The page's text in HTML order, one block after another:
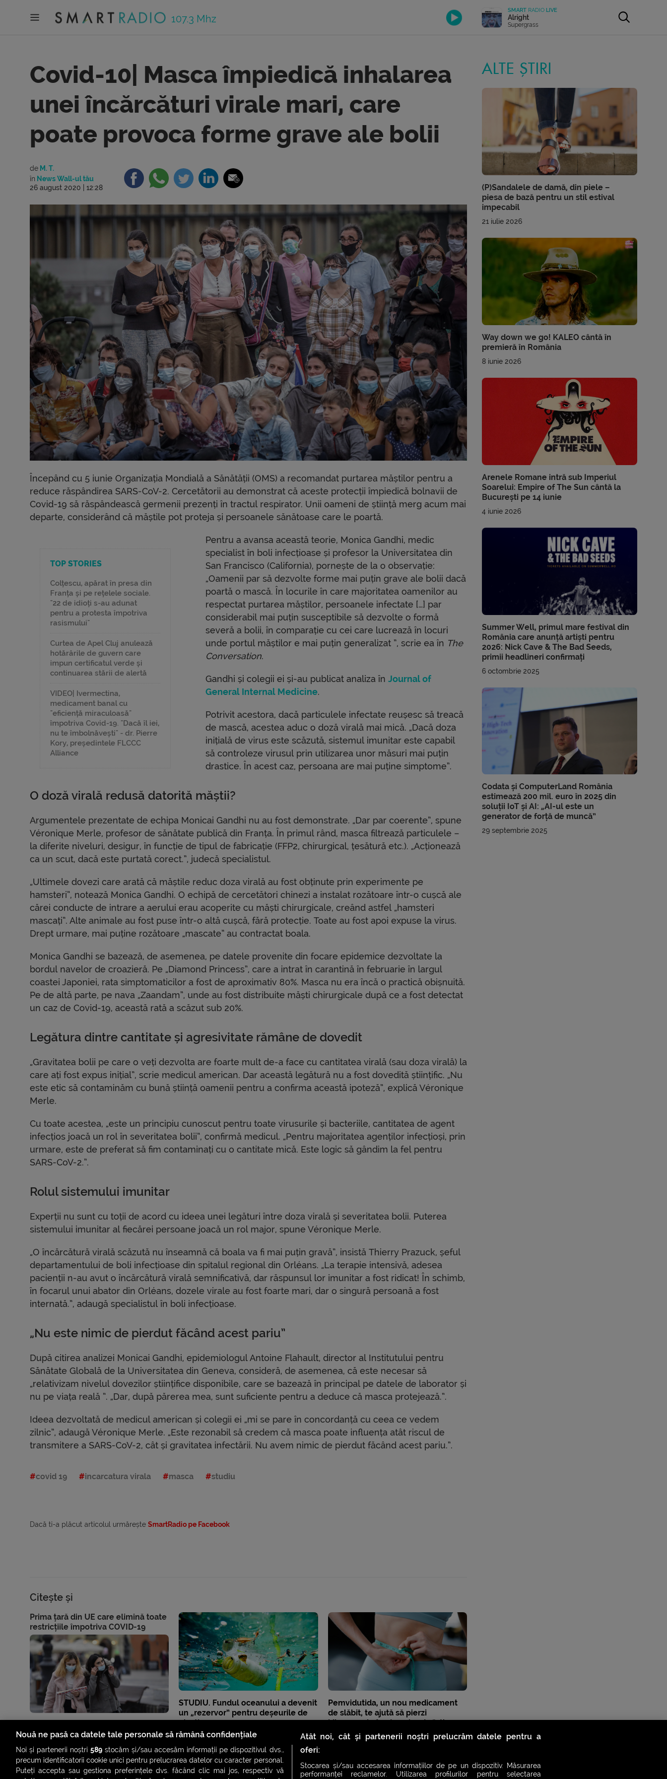
107.3 Mhz
SMART RADIO LIVE
Alright
Supergrass
Covid-10| Masca împiedică inhalarea
unei încărcături virale mari, care
poate provoca forme grave ale bolii
de M. T.
în News Wall-ul tău
26 august 2020 | 12:28
Începând cu 5 iunie Organizația Mondială a Sănătății (OMS) a recomandat purtarea măștilor pentru a
reduce răspândirea SARS-CoV-2. Cercetătorii au demonstrat că aceste protecții împiedică bolnavii de
Covid-19 să răspândească germenii prezenți în tractul respirator. Unii oameni de știință merg acum mai
departe, considerând că măștile pot proteja și persoanele sănătoase care le poartă.
TOP STORIES
Colțescu, apărat în presa din
Franța și pe rețelele sociale.
"22 de idioți s-au adunat
pentru a protesta împotriva
rasismului"
Curtea de Apel Cluj anulează
hotărârile de guvern care
impun certificatul verde și
continuarea stării de alertă
VIDEO| Ivermectina,
medicament banal cu
"eficiență miraculoasă"
împotriva Covid-19. "Dacă îl iei,
nu te îmbolnăvești" - dr. Pierre
Kory, președintele FLCCC
Alliance
Pentru a avansa această teorie, Monica Gandhi, medic
specialist în boli infecțioase și profesor la Universitatea din
San Francisco (California), pornește de la o observație:
„Oamenii par să dezvolte forme mai puțin grave ale bolii dacă
poartă o mască. În locurile în care majoritatea oamenilor au
respectat purtarea măștilor, persoanele infectate […] par
considerabil mai puțin susceptibile să dezvolte o formă
severă a bolii, în comparație cu cei care lucrează în locuri
unde portul măștilor e mai puțin generalizat ”, scrie ea în The
Conversation.
Gandhi și colegii ei și-au publicat analiza înJournal of
General Internal Medicine.
Potrivit acestora, dacă particulele infectate reușesc să treacă
de mască, acestea aduc o doză virală mai mică. „Dacă doza
inițială de virus este scăzută, sistemul imunitar este capabil
să controleze virusul prin utilizarea unor măsuri mai puțin
drastice. În acest caz, persoana are mai puține simptome”.
O doză virală redusă datorită măștii?
Argumentele prezentate de echipa Monicai Gandhi nu au fost demonstrate. „Dar par coerente”, spune
Véronique Merle, profesor de sănătate publică din Franța. În primul rând, masca filtrează particulele –
la diferite niveluri, desigur, în funcție de tipul de fabricație (FFP2, chirurgical, țesătură etc.). „Acționează
ca un scut, dacă este purtată corect.”, judecă specialistul.
„Ultimele dovezi care arată că măștile reduc doza virală au fost obținute prin experimente pe
hamsteri”, notează Monica Gandhi. O echipă de cercetători chinezi a instalat rozătoare într-o cușcă ale
cărei conducte de intrare a aerului erau acoperite cu măști chirurgicale, creând astfel „hamsteri
mascați”. Alte animale au fost puse într-o altă cușcă, fără protecție. Toate au fost apoi expuse la virus.
Drept urmare, mai puține rozătoare „mascate” au contractat boala.
Monica Gandhi se bazează, de asemenea, pe datele provenite din focare epidemice dezvoltate la
bordul navelor de croazieră. Pe „Diamond Princess”, care a intrat în carantină în februarie în largul
coastei Japoniei, rata simptomaticilor a fost de aproximativ 80%. Masca nu era încă o practică obișnuită.
Pe de altă parte, pe nava „Zaandam”, unde au fost distribuite măști chirurgicale după ce a fost detectat
un caz de Covid-19, această rată a scăzut sub 20%.
Legătura dintre cantitate și agresivitate rămâne de dovedit
„Gravitatea bolii pe care o veți dezvolta are foarte mult de-a face cu cantitatea virală (sau doza virală) la
care ați fost expus inițial”, scrie medicul american. Dar această legătură nu a fost dovedită științific. „Nu
este etic să contaminăm cu bună știință oamenii pentru a confirma această ipoteză”, explică Véronique
Merle.
Cu toate acestea, „este un principiu cunoscut pentru toate virusurile și bacteriile, cantitatea de agent
infecțios joacă un rol în severitatea bolii”, confirmă medicul. „Pentru majoritatea agenților infecțioși, prin
urmare, este de preferat să fim contaminați cu o cantitate mică. Este logic să gândim la fel pentru
SARS-CoV-2.”.
Rolul sistemului imunitar
Experții nu sunt cu toții de acord cu ideea unei legături între doza virală și severitatea bolii. Puterea
sistemului imunitar al fiecărei persoane joacă un rol major, spune Véronique Merle.
„O încărcătură virală scăzută nu înseamnă că boala va fi mai puțin gravă”, insistă Thierry Prazuck, șeful
departamentului de boli infecțioase din spitalul regional din Orléans. „La terapie intensivă, adesea
pacienții n-au avut o încărcătură virală semnificativă, dar răspunsul lor imunitar a fost ridicat! În schimb,
în ​​focarul unui abator din Orléans, dozele virale au fost foarte mari, dar o singură persoană a fost
internată.”, adaugă specialistul în boli infecțioase.
„Nu este nimic de pierdut făcând acest pariu”
După citirea analizei Monicai Gandhi, epidemiologul Antoine Flahault, director al Institutului pentru
Sănătate Globală de la Universitatea din Geneva, consideră, de asemenea, că este necesar să
„relativizam nivelul dovezilor științifice disponibile, care se bazează în principal pe datele de laborator și
nu pe viața reală ”. „Dar, după părerea mea, sunt suficiente pentru a deduce că masca protejează.”.
Ideea dezvoltată de medicul american și colegii ei „mi se pare în concordanță cu ceea ce vedem
zilnic”, adaugă Véronique Merle. „Este rezonabil să credem că masca poate influența atât riscul de
transmitere a SARS-CoV-2, cât și gravitatea infectării. Nu avem nimic de pierdut făcând acest pariu.”.
covid 19 incarcatura virala masca studiu
Dacă ti-a plăcut articolul urmărește SmartRadio pe Facebook
Citește și
Prima țară din UE care elimină toate
restricțiile împotriva COVID-19
STUDIU. Fundul oceanului a devenit
un „rezervor” pentru deșeurile de
plastic
Pemvidutida, un nou medicament
de slăbit, te ajută să pierzi
kilogramele în plus, dar și să-ți
păstrezi mușchii
ALTE ȘTIRI
(P)Sandalele de damă, din piele –
piesa de bază pentru un stil estival
impecabil
21 iulie 2026
Way down we go! KALEO cântă în
premieră în România
8 iunie 2026
Arenele Romane intră sub Imperiul
Soarelui: Empire of The Sun cântă la
București pe 14 iunie
4 iunie 2026
Summer Well, primul mare festival din
România care anunță artiști pentru
2026: Nick Cave & The Bad Seeds,
primii headlineri confirmați
6 octombrie 2025
Codata și ComputerLand România
estimează 200 mil. euro în 2025 din
soluții IoT și AI: „AI-ul este un
generator de forță de muncă”
29 septembrie 2025
Nouă ne pasă ca datele tale personale să rămână confidențiale
Noi și partenerii noștri589 stocăm și/sau accesăm informații pe dispozitivul dvs.,
precum identificatorii cookie unici pentru prelucrarea datelor cu caracter personal.
Puteți accepta sau gestiona preferințele dvs. făcând clic mai jos, respectiv vă
Atât noi, cât și partenerii noștri prelucrăm datele pentru a
oferi:
Stocarea și/sau accesarea informațiilor de pe un dispozitiv. Măsurarea
performanței reclamelor. Utilizarea profilurilor pentru selectarea